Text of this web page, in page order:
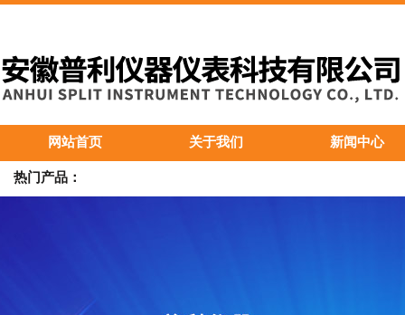
网站首页 关于我们 新闻中心
热门产品：